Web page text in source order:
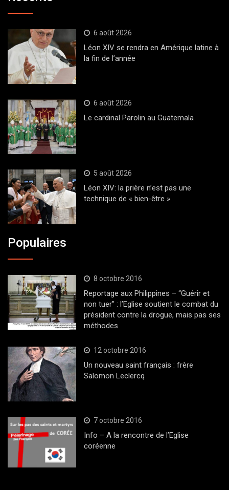
6 août 2026
Léon XIV se rendra en Amérique latine à
la fin de l’année
6 août 2026
Le cardinal Parolin au Guatemala
5 août 2026
Léon XIV: la prière n’est pas une
technique de « bien-être »
Populaires
8 octobre 2016
Reportage aux Philippines – “Guérir et
non tuer” : l’Eglise soutient le combat du
président contre la drogue, mais pas ses
méthodes
12 octobre 2016
Un nouveau saint français : frère
Salomon Leclercq
7 octobre 2016
Info – A la rencontre de l’Eglise
coréenne